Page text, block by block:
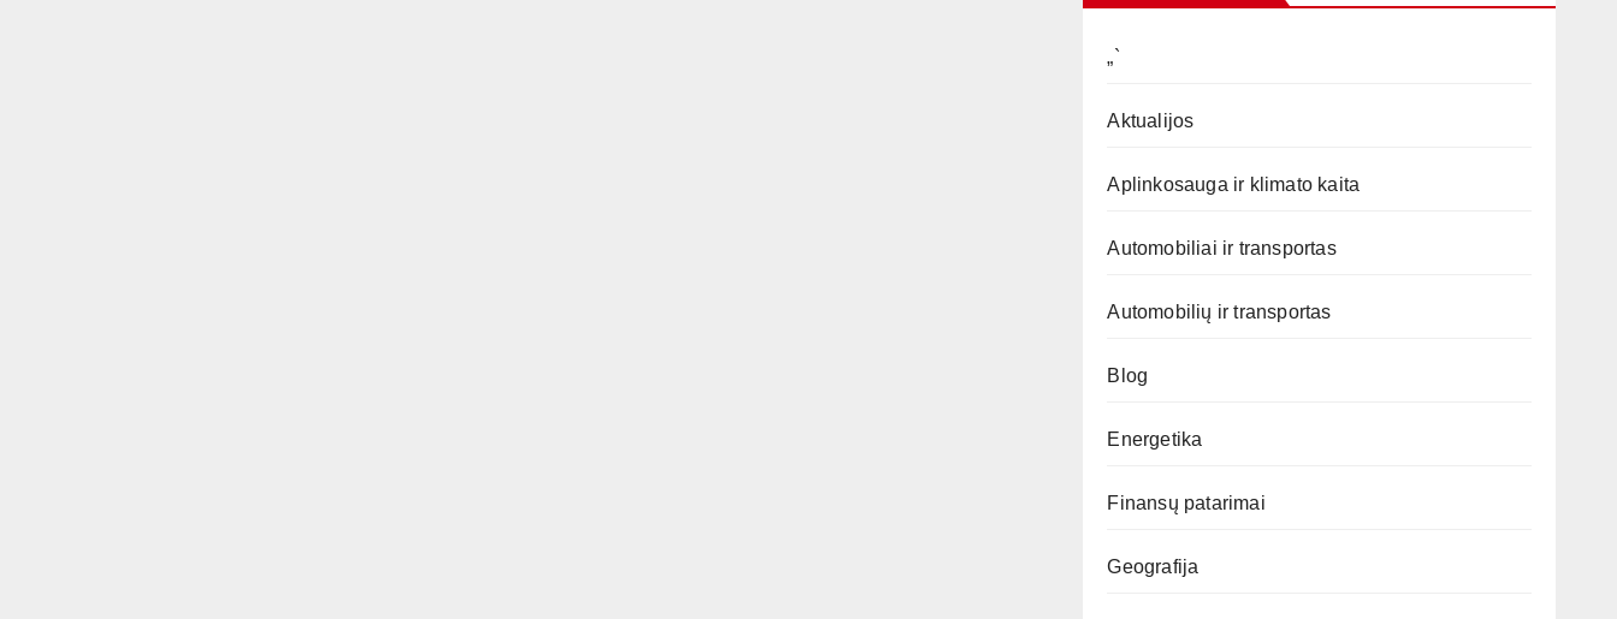
„`
Aktualijos
Aplinkosauga ir klimato kaita
Automobiliai ir transportas
Automobilių ir transportas
Blog
Energetika
Finansų patarimai
Geografija